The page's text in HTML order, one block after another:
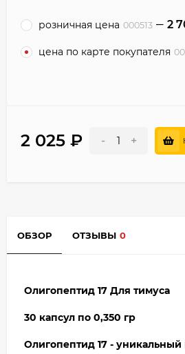
розничная цена 000513 2
цена по карте покупателя
2 025 ₽ - +
ОБЗОР ОТЗЫВЫ 0
Олигопептид 17 Для тимуса
30 капсул по 0,350 гр
Олигопептид 17 - уникальный